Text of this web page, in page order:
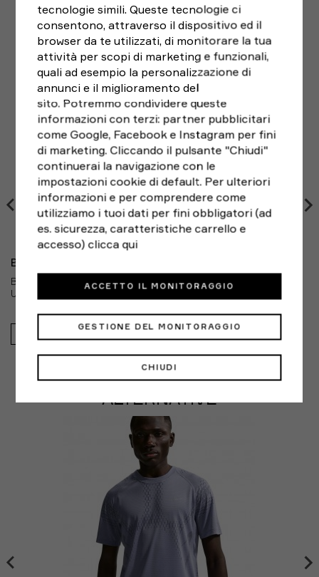
FACILE e scegliendo il corriere che preferisci. Le spese
di spedizione del reso sono a carico del cliente.
POTREBBE PIACERTI
BROOKS
BROOKS GHOST 18 NERO GRIGIO BIANCO - SCARPE RUNNING
UOMO
ALTERNATIVE
tecnologie simili. Queste tecnologie ci
consentono, attraverso il dispositivo ed il
browser da te utilizzati, di monitorare la tua
attività per scopi di marketing e funzionali,
quali ad esempio la personalizzazione di
annunci e il miglioramento del
sito. Potremmo condividere queste
informazioni con terzi: partner pubblicitari
come Google, Facebook e Instagram per fini
di marketing. Cliccando il pulsante "Chiudi"
continuerai la navigazione con le
impostazioni cookie di default. Per ulteriori
informazioni e per comprendere come
utilizziamo i tuoi dati per fini obbligatori (ad
es. sicurezza, caratteristiche carrello e
accesso)clicca qui
CHIUDI
GESTIONE DEL MONITORAGGIO
ACCETTO IL MONITORAGGIO